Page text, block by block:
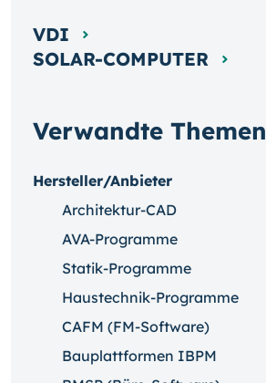
Verwandte Themen
Hersteller/Anbieter
Architektur-CAD
AVA-Programme
Statik-Programme
Haustechnik-Programme
CAFM (FM-Software)
Bauplattformen IBPM
VDI
SOLAR-COMPUTER